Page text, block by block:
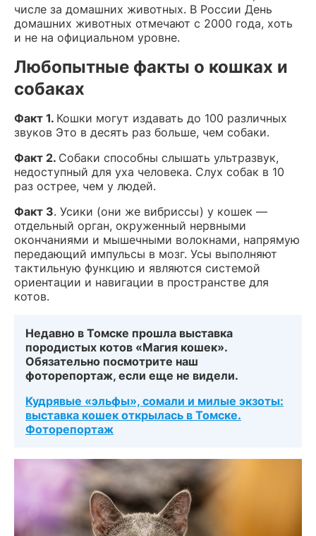
числе за домашних животных. В России День
домашних животных отмечают с 2000 года, хоть
и не на официальном уровне.
Любопытные факты о кошках и
собаках
Факт 1. Кошки могут издавать до 100 различных
звуков Это в десять раз больше, чем собаки.
Факт 2. Собаки способны слышать ультразвук,
недоступный для уха человека. Слух собак в 10
раз острее, чем у людей.
Факт 3. Усики (они же вибриссы) у кошек —
отдельный орган, окруженный нервными
окончаниями и мышечными волокнами, напрямую
передающий импульсы в мозг. Усы выполняют
тактильную функцию и являются системой
ориентации и навигации в пространстве для
котов.
Недавно в Томске прошла выставка
породистых котов «Магия кошек».
Обязательно посмотрите наш
фоторепортаж, если еще не видели.
Кудрявые «эльфы», сомали и милые экзоты:
выставка кошек открылась в Томске.
Фоторепортаж